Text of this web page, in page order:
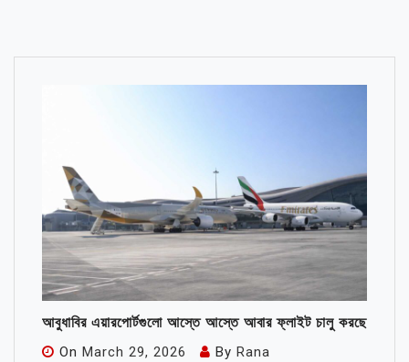
আবুধাবির এয়ারপোর্টগুলো আস্তে আস্তে আবার ফ্লাইট চালু করছে
On March 29, 2026 By Rana